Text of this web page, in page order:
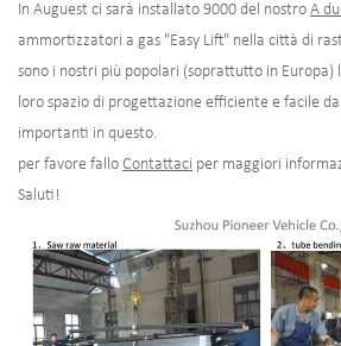
In Auguest ci sarà installato 9000 del nostro A
ammortizzatori a gas "Easy Lift" nella città di
sono i nostri più popolari (soprattutto in Europa)
loro spazio di progettazione efficiente e facile
importanti in questo.
per favore fallo Contattaci per maggiori
Saluti!